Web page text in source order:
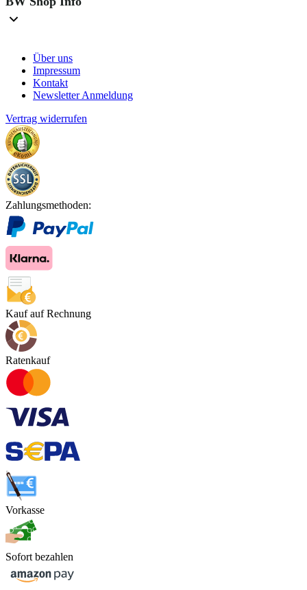
Über uns
Impressum
Kontakt
Newsletter Anmeldung
Vertrag widerrufen
Zahlungsmethoden:
Kauf auf Rechnung
Ratenkauf
Vorkasse
Sofort bezahlen